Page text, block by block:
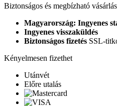
Biztonságos és megbízható vásárlás
Magyarország: Ingyenes
Ingyenes visszaküldés
Biztonságos fizetés SSL-
Kényelmesen fizethet
Utánvét
Előre utalás